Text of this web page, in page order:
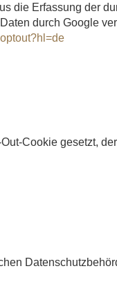
die Erfassung der
durch Google
Cookie gesetzt,